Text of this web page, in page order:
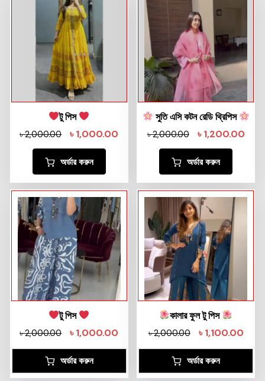
টু পিস
৳2,000.00 ৳1,000.00
অর্ডার করুন
সুতি এসি কটন রেডি থ্রিপিস
৳2,000.00 ৳1,200.00
অর্ডার করুন
টু পিস
৳2,000.00 ৳1,000.00
অর্ডার করুন
কালার ফুল টু পিস
৳2,000.00 ৳1,100.00
অর্ডার করুন